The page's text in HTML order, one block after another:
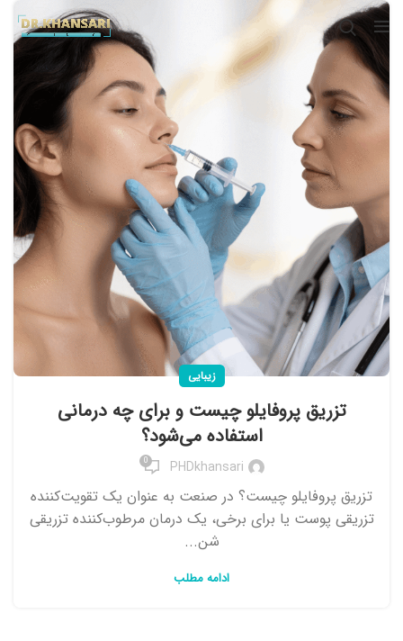
زیبایی
تزریق پروفایلو چیست و برای چه درمانی
استفاده می‌شود؟
PHDkhansari
0
تزریق پروفایلو چیست؟ در صنعت به عنوان یک تقویت‌کننده
تزریقی پوست یا برای برخی، یک درمان مرطوب‌کننده تزریقی
شن...
ادامه مطلب